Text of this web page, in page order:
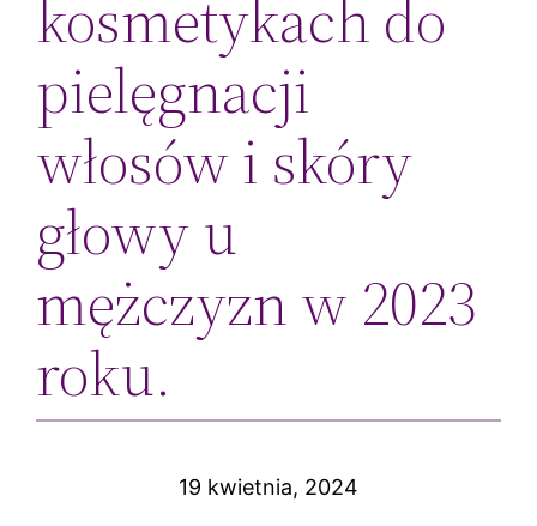
kosmetykach do
pielęgnacji
włosów i skóry
głowy u
mężczyzn w 2023
roku.
19 kwietnia, 2024